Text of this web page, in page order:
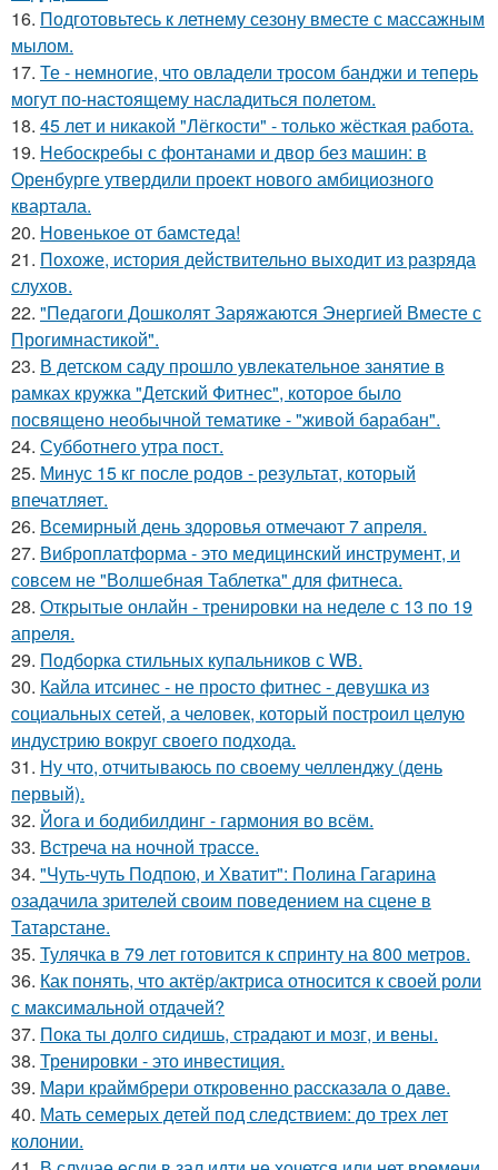
16. Подготовьтесь к летнему сезону вместе с массажным
мылом.
17. Те - немногие, что овладели тросом банджи и теперь
могут по-настоящему насладиться полетом.
18. 45 лет и никакой "Лёгкости" - только жёсткая работа.
19. Небоскребы с фонтанами и двор без машин: в
Оренбурге утвердили проект нового амбициозного
квартала.
20. Новенькое от бамстеда!
21. Похоже, история действительно выходит из разряда
слухов.
22. "Педагоги Дошколят Заряжаются Энергией Вместе с
Прогимнастикой".
23. В детском саду прошло увлекательное занятие в
рамках кружка "Детский Фитнес", которое было
посвящено необычной тематике - "живой барабан".
24. Субботнего утра пост.
25. Минус 15 кг после родов - результат, который
впечатляет.
26. Всемирный день здоровья отмечают 7 апреля.
27. Виброплатформа - это медицинский инструмент, и
совсем не "Волшебная Таблетка" для фитнеса.
28. Открытые онлайн - тренировки на неделе с 13 по 19
апреля.
29. Подборка стильных купальников с WB.
30. Кайла итсинес - не просто фитнес - девушка из
социальных сетей, а человек, который построил целую
индустрию вокруг своего подхода.
31. Ну что, отчитываюсь по своему челленджу (день
первый).
32. Йога и бодибилдинг - гармония во всём.
33. Встреча на ночной трассе.
34. "Чуть-чуть Подпою, и Хватит": Полина Гагарина
озадачила зрителей своим поведением на сцене в
Татарстане.
35. Тулячка в 79 лет готовится к спринту на 800 метров.
36. Как понять, что актёр/актриса относится к своей роли
с максимальной отдачей?
37. Пока ты долго сидишь, страдают и мозг, и вены.
38. Тренировки - это инвестиция.
39. Мари краймбрери откровенно рассказала о даве.
40. Мать семерых детей под следствием: до трех лет
колонии.